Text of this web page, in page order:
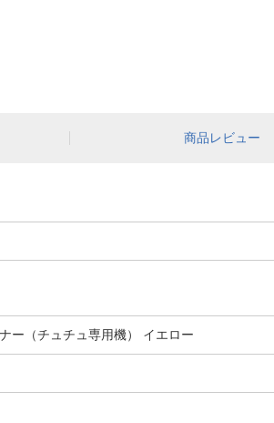
商品レビュー
ー（チュチュ専用機） イエロー